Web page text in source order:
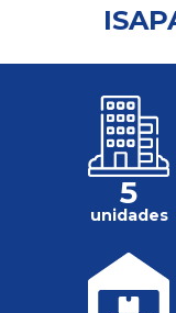
5
unidades